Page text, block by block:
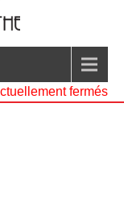
fermés